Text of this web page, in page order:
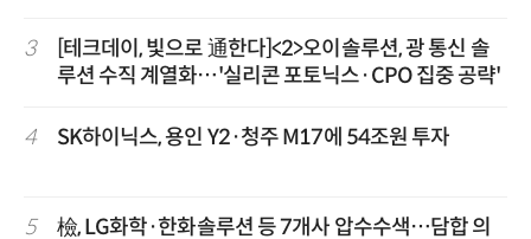
3
[테크데이, 빛으로 通한다]<2>오이솔루션, 광 통신 솔
루션 수직 계열화…'실리콘 포토닉스·CPO 집중 공략'
4 SK하이닉스, 용인 Y2·청주 M17에 54조원 투자
5
檢, LG화학·한화솔루션 등 7개사 압수수색…담합 의